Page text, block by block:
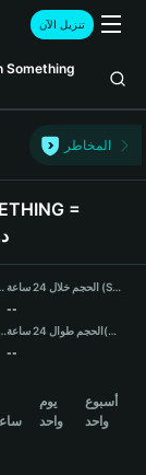
تنزيل الآن
Something
المخاطر
مرتفع
منخفض
الحجم خلال 24 ساعة (SOMETHING)
--
الحجم طوال 24 ساعة(USDT)
--
يوم
واحد
أسبوع
واحد